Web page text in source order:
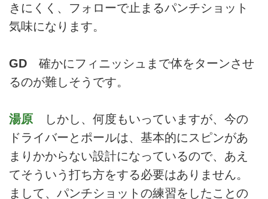
きにくく、フォローで止まるパンチショット
気味になります。
GD 確かにフィニッシュまで体をターンさせ
るのが難しそうです。
湯原 しかし、何度もいっていますが、今の
ドライバーとポールは、基本的にスピンがあ
まりかからない設計になっているので、あえ
てそういう打ち方をする必要はありません。
まして、パンチショットの練習をしたことの